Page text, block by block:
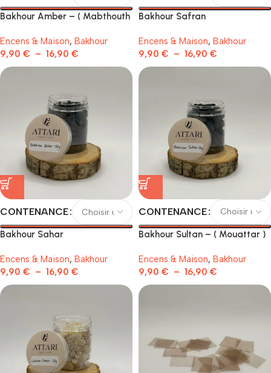
Bakhour Amber – ( Mabthouth
Encens & Maison, Bakhour
9,90 € – 16,90 €
Bakhour Safran
Encens & Maison, Bakhour
9,90 € – 16,90 €
CONTENANCE
Bakhour Sahar
Encens & Maison, Bakhour
9,90 € – 16,90 €
CONTENANCE
Bakhour Sultan – ( Mouattar )
Encens & Maison, Bakhour
9,90 € – 16,90 €